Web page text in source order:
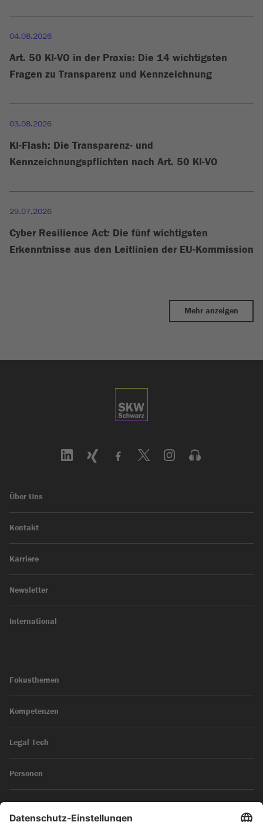
04.08.2026
Art. 50 KI-VO in der Praxis: Die 14 wichtigsten
Fragen zu Transparenz und Kennzeichnung
03.08.2026
KI-Flash: Die Transparenz- und
Kennzeichnungspflichten nach Art. 50 KI-VO
29.07.2026
Cyber Resilience Act: Die fünf wichtigsten
Erkenntnisse aus den Leitlinien der EU-Kommission
Mehr anzeigen
Über Uns
Kontakt
Karriere
Newsletter
International
Fokusthemen
Kompetenzen
Legal Tech
Personen
News